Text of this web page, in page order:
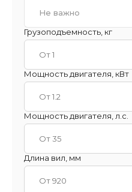
Не важно
Грузоподъемность, кг
Мощность двигателя, кВт
Мощность двигателя, л.с.
Длина вил, мм